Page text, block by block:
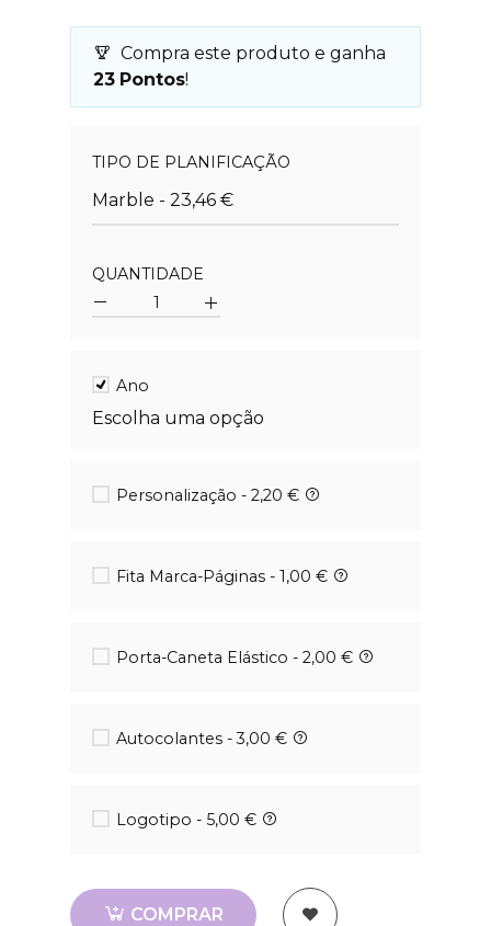
Compra este produto e ganha
23 Pontos!
Quantidade
TIPO DE PLANIFICAÇÃO
Marble - 23,46 €
QUANTIDADE
Ano
Personalização - 2,20 €
Fita Marca-Páginas - 1,00 €
Porta-Caneta Elástico - 2,00 €
Autocolantes - 3,00 €
Logotipo - 5,00 €
COMPRAR